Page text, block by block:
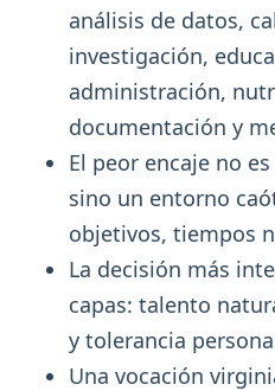
análisis de datos,
investigación,
administración,
documentación y
El peor encaje no
sino un entorno
objetivos, tiempos
La decisión más
capas: talento
y tolerancia
Una vocación